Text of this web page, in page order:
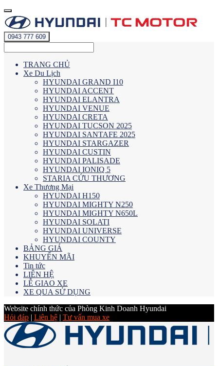
0943 777 609
TRANG CHỦ
Xe Du Lịch
HYUNDAI GRAND I10
HYUNDAI ACCENT
HYUNDAI ELANTRA
HYUNDAI VENUE
HYUNDAI CRETA
HYUNDAI TUCSON 2025
HYUNDAI SANTAFE 2025
HYUNDAI STARGAZER
HYUNDAI CUSTIN
HYUNDAI PALISADE
HYUNDAI IONIQ 5
STARIA CỨU THƯƠNG
Xe Thương Mại
HYUNDAI H150
HYUNDAI MIGHTY N250
HYUNDAI MIGHTY N650L
HYUNDAI SOLATI
HYUNDAI UNIVERSE
HYUNDAI COUNTY
BẢNG GIÁ
KHUYẾN MÃI
Tin tức
LIÊN HỆ
LỄ GIAO XE
XE QUA SỬ DỤNG
Website chính thức của Phòng Kinh Doanh Hyundai
Hỏi đáp | Liên hệ | Tư vấn mua xe